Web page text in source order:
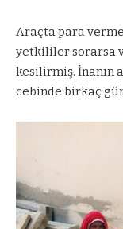
Araçta para
yetkililer sorarsa
kesilirmiş. İnanın
cebinde birkaç